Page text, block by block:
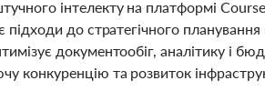
інтелекту на платформі
до стратегічного
документообіг, аналітику і
конкуренцію та розвиток